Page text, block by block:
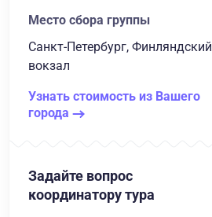
Место сбора группы
Санкт-Петербург, Финляндский
вокзал
Узнать стоимость из Вашего
города
Задайте вопрос
координатору тура